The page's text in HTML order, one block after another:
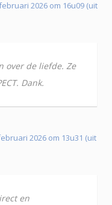
2026 om 16u09 (uit
over de liefde. Ze
Dank.
2026 om 13u31 (uit
en